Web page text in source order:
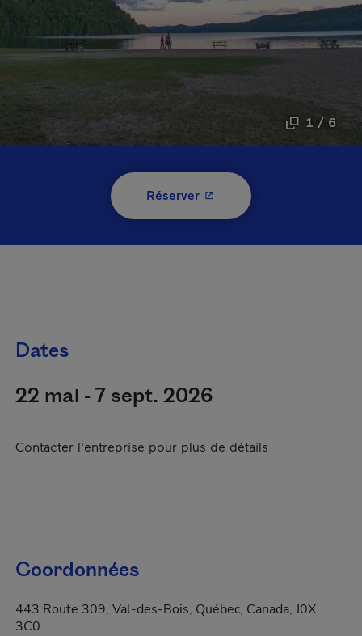
1 / 6
Réserver- Cet hyperlien s'ouvrira
Dates
22 mai - 7 sept. 2026
Contacter l'entreprise pour plus de détails
Coordonnées
443 Route 309, Val-des-Bois, Québec, Canada, J0X
3C0